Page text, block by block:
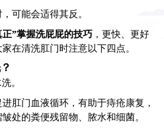
可能会适得其反。
正”掌握洗屁屁的技巧 ，更快、更好
在清洗肛门时注意以下四点。
。
肛门血液循环，有助于痔疮康复，
处的粪便残留物、脓水和细菌。